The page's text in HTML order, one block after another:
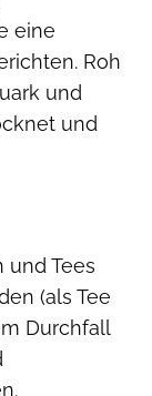
eine
Roh
und
und
und Tees
(als Tee
Durchfall